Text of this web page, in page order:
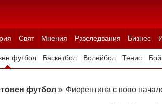
Свят Мнения Разследвания Бизнес
Анкети Вицове Куизове
футбол Баскетбол Волейбол Тенис
футбол » Фиорентина с ново